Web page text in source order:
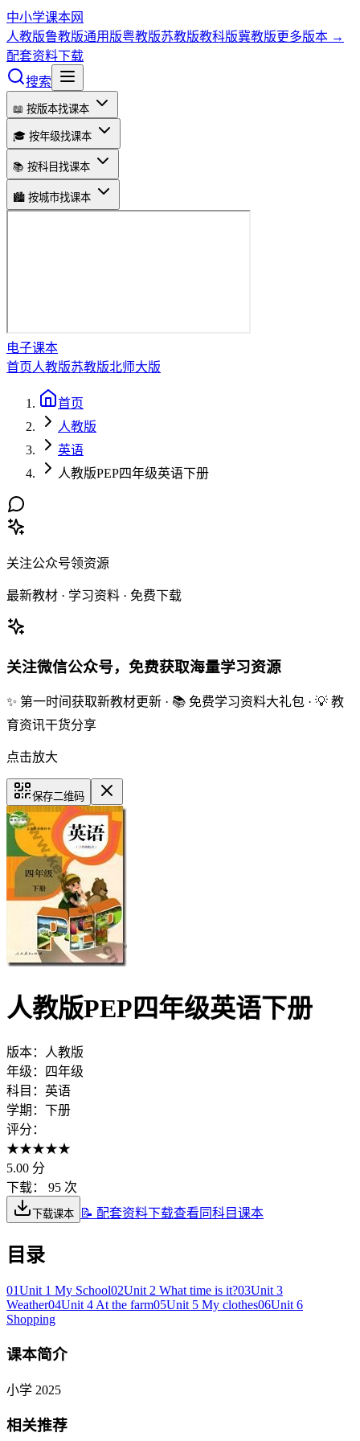
中小学课本网
人教版鲁教版通用版粤教版苏教版教科版冀教版更多版本 →
配套资料下载
搜索
📖 按版本找课本
🎓 按年级找课本
📚 按科目找课本
🏙️ 按城市找课本
电子课本
首页人教版苏教版北师大版
首页
人教版
英语
人教版PEP四年级英语下册
关注公众号领资源
最新教材 · 学习资料 · 免费下载
关注微信公众号，免费获取海量学习资源
✨ 第一时间获取新教材更新 · 📚 免费学习资料大礼包 · 💡 教
育资讯干货分享
点击放大
保存二维码
人教版PEP四年级英语下册
版本：
人教版
年级：
四年级
科目： 英语
学期： 下册
评分：
★★★★★
5.00 分
下载：
95 次
下载课本 📝 配套资料下载查看同科目课本
目录
01Unit 1 My School02Unit 2 What time is it?03Unit 3
Weather04Unit 4 At the farm05Unit 5 My clothes06Unit 6
Shopping
课本简介
小学 2025
相关推荐